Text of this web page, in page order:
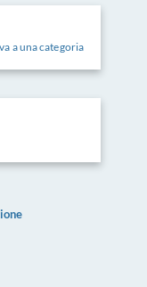
a una categoria